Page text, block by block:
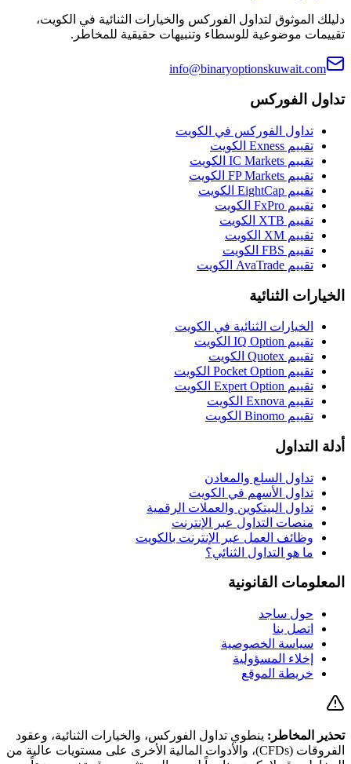
دليلك الموثوق لتداول الفوركس والخيارات الثنائية في الكويت،
تقييمات موضوعية للوسطاء وتنبيهات حقيقية للمخاطر.
info@binaryoptionskuwait.com
تداول الفوركس
تداول الفوركس في الكويت
تقييم Exness الكويت
تقييم IC Markets الكويت
تقييم FP Markets الكويت
تقييم EightCap الكويت
تقييم FxPro الكويت
تقييم XTB الكويت
تقييم XM الكويت
تقييم FBS الكويت
تقييم AvaTrade الكويت
الخيارات الثنائية
الخيارات الثنائية في الكويت
تقييم IQ Option الكويت
تقييم Quotex الكويت
تقييم Pocket Option الكويت
تقييم Expert Option الكويت
تقييم Exnova الكويت
تقييم Binomo الكويت
أدلة التداول
تداول السلع والمعادن
تداول الأسهم في الكويت
تداول البيتكوين والعملات الرقمية
منصات التداول عبر الإنترنت
وظائف العمل عبر الإنترنت بالكويت
ما هو التداول الثنائي؟
المعلومات القانونية
حول ساجد
اتصل بنا
سياسة الخصوصية
إخلاء المسؤولية
خريطة الموقع
تحذير المخاطر: ينطوي تداول الفوركس، والخيارات الثنائية، وعقود
الفروقات (CFDs)، والأدوات المالية الأخرى على مستويات عالية من